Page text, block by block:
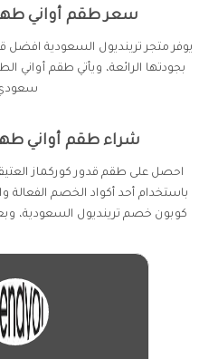
سعر طقم أواني طهي
يوفر متجر ترينديول السعودية افضل
شراء طقم أواني طهي
احصل على طقم قدور كوركماز
باستخدام أحد أكواد الخصم الفعالة
كوبون خصم ترينديول السعودية،